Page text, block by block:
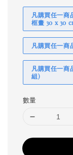
凡購買任一商
框畫 30 x 30
凡購買任一
凡購買任一商
組)
數量